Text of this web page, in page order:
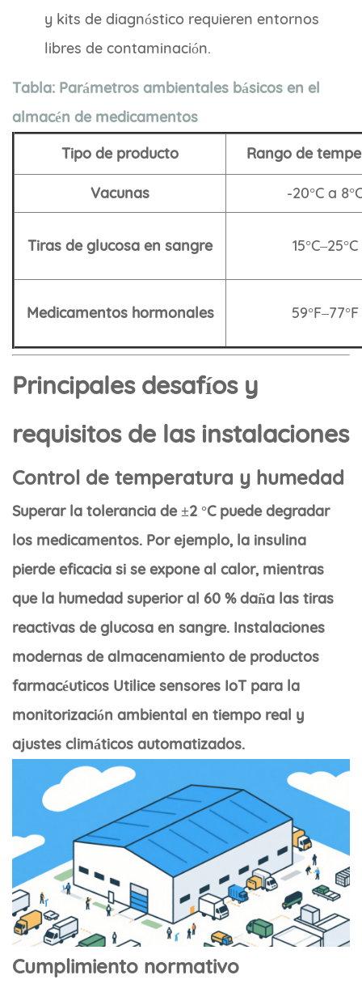
y kits de diagnóstico requieren entornos
libres de contaminación.
Tabla: Parámetros ambientales básicos en el
almacén de medicamentos
Tipo de producto
Rango de
Vacunas -20°C a
Tiras de glucosa en sangre 15°C–25°C
Medicamentos hormonales 59°F–77°F
Principales desafíos y
requisitos de las instalaciones
Control de temperatura y humedad
Superar la tolerancia de ±2 °C puede degradar
los medicamentos. Por ejemplo, la insulina
pierde eficacia si se expone al calor, mientras
que la humedad superior al 60 % daña las tiras
reactivas de glucosa en sangre. Instalaciones
modernas de almacenamiento de productos
farmacéuticos Utilice sensores IoT para la
monitorización ambiental en tiempo real y
ajustes climáticos automatizados.
Cumplimiento normativo